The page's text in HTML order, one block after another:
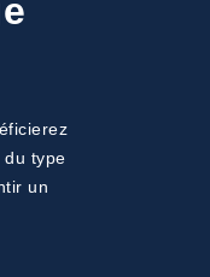
du type
un